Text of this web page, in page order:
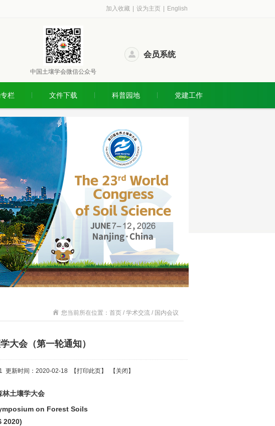
加入收藏 设为主页 English
会员系统
中国土壤学会微信公众号
栏 文件下载 科普园地 党建工作
您当前所在位置：首页 / 学术交流 / 国内会议
大会（第一轮通知）
更新时间：2020-02-18 【打印此页】 【 关闭 】
林土壤学大会
on Forest Soils
2020)